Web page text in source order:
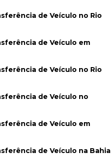
de Veículo no Rio
de Veículo em
de Veículo no Rio
de Veículo no
de Veículo em
de Veículo na Bahia